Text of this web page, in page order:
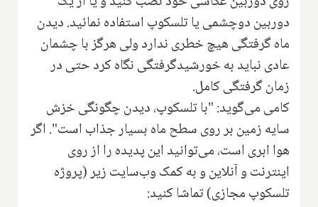
دوربین دوچشمی یا تلسکوپ استفاده نمائید. دیدن
ماه گرفتگی هیچ خطری ندارد ولی هرگز با چشمان
عادی نباید به خورشیدگرفتگی نگاه کرد حتی در
زمان گرفتگی کامل.
کامی می‌گوید: "با تلسکوپ، دیدن چگونگی خزش
سایه زمین بر روی سطح ماه بسیار جذاب است". اگر
هوا ابری است، می‌توانید این پدیده را از روی
اینترنت و آنلاین و به کمک وب‌سایت زیر (پروژه
تلسکوپ مجازی) تماشا کنید: